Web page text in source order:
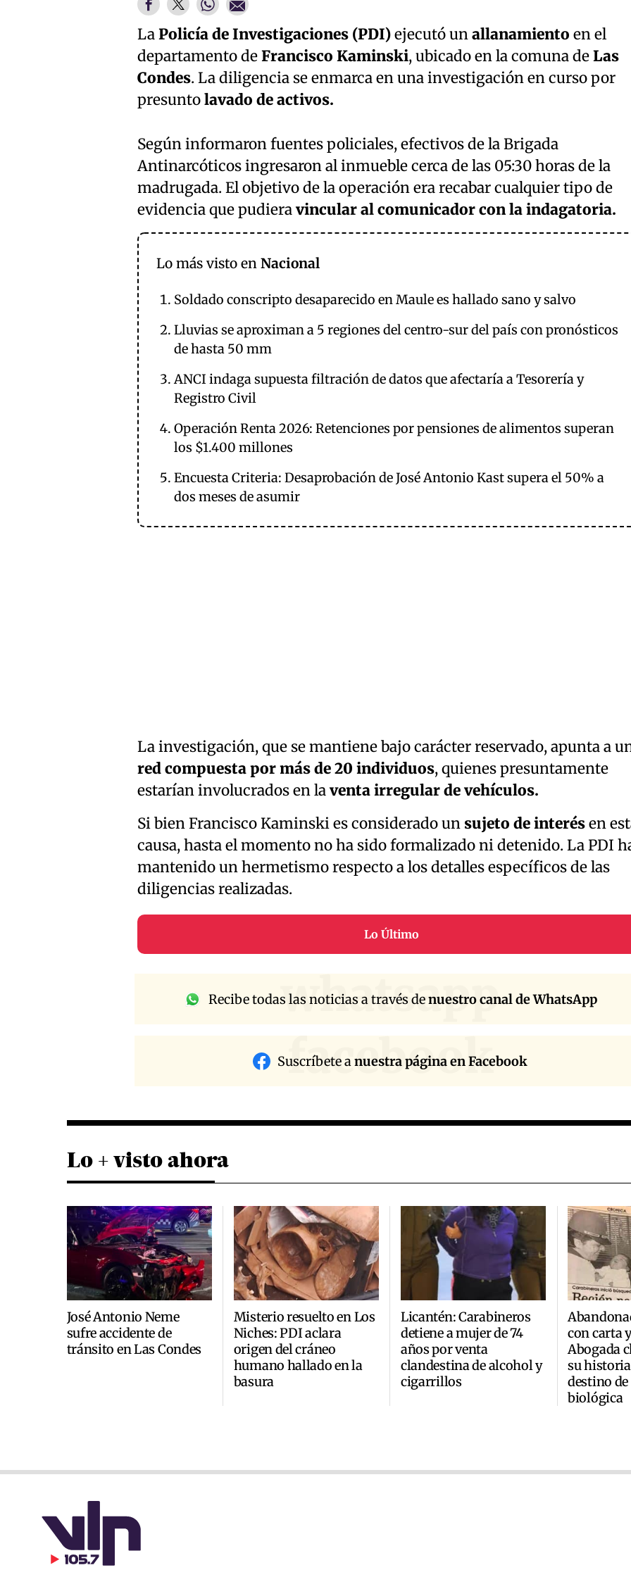
LaPolicía de Investigaciones (PDI)ejecutó unallanamiento en el
departamento deFrancisco Kaminski, ubicado en la comuna deLas
Condes. La diligencia se enmarca en una investigación en curso por
presuntolavado de activos.
Según informaron fuentes policiales, efectivos de la Brigada
Antinarcóticos ingresaron al inmueble cerca de las 05:30 horas de la
madrugada. El objetivo de la operación era recabar cualquier tipo de
evidencia que pudieravincular al comunicador con la indagatoria.
Lo más visto en Nacional
Soldado conscripto desaparecido en Maule es hallado sano y salvo
Lluvias se aproximan a 5 regiones del centro-sur del país con pronósticos
de hasta 50 mm
ANCI indaga supuesta filtración de datos que afectaría a Tesorería y
Registro Civil
Operación Renta 2026: Retenciones por pensiones de alimentos superan
los $1.400 millones
Encuesta Criteria: Desaprobación de José Antonio Kast supera el 50% a
dos meses de asumir
La investigación, que se mantiene bajo carácter reservado, apunta a
red compuesta por más de 20 individuos, quienes presuntamente
estarían involucrados en laventa irregular de vehículos.
Si bien Francisco Kaminski es considerado un sujeto de interésen
causa, hasta el momento no ha sido formalizado ni detenido. La PDI
mantenido un hermetismo respecto a los detalles específicos de las
diligencias realizadas.
Lo Último
whatsapp
Recibe todas las noticias a través denuestro canal de WhatsApp
facebook
Suscríbete anuestra página en Facebook
Lo + visto ahora
José Antonio Neme
sufre accidente de
tránsito en Las Condes
Misterio resuelto en Los
Niches: PDI aclara
origen del cráneo
humano hallado en la
basura
Licantén: Carabineros
detiene a mujer de 74
años por venta
clandestina de alcohol y
cigarrillos
con carta
Abogada
su
destino
biológica